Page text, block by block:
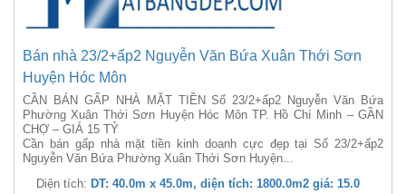
Bán nhà 23/2+ấp2 Nguyễn Văn Bứa Xuân Thới Sơn
Huyện Hóc Môn
CẦN BÁN GẤP NHÀ MẶT TIỀN Số 23/2+ấp2 Nguyễn Văn Bứa
Phường Xuân Thới Sơn Huyện Hóc Môn TP. Hồ Chí Minh – GẦN
CHỢ – GIÁ 15 TỶ
Cần bán gấp nhà mặt tiền kinh doanh cực đẹp tại Số 23/2+ấp2
Nguyễn Văn Bứa Phường Xuân Thới Sơn Huyện...
Diện tích: DT: 40.0m x 45.0m, diện tích: 1800.0m2 giá: 15.0